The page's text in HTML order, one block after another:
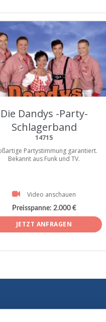
Die Dandys -Party-
Schlagerband
14715
Partystimmung garantiert.
Bekannt aus Funk und TV.
Video anschauen
Preisspanne: 2.000 €
JETZT ANFRAGEN